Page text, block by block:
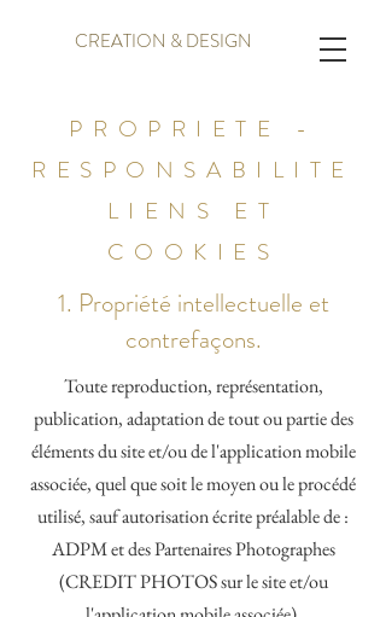
CREATION & DESIGN
PROPRIETE -
RESPONSABILITE
LIENS ET
COOKIES
1. Propriété intellectuelle et
contrefaçons.
Toute reproduction, représentation,
publication, adaptation de tout ou partie des
éléments du site et/ou de l'application mobile
associée, quel que soit le moyen ou le procédé
utilisé, sauf autorisation écrite préalable de :
ADPM et des Partenaires Photographes
(CREDIT PHOTOS sur le site et/ou